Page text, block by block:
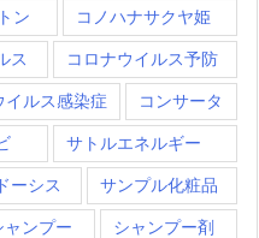
ン コノハナサクヤ姫
ス コロナウイルス予防
イルス感染症 コンサータ
サトルエネルギー
ーシス サンプル化粧品
ャンプー シャンプー剤